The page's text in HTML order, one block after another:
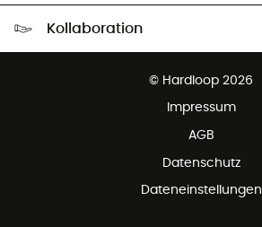
Kollaboration
© Hardloop 2026
Impressum
AGB
Datenschutz
Dateneinstellungen